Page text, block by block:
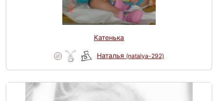
Катенька
Наталья (natalya-292)